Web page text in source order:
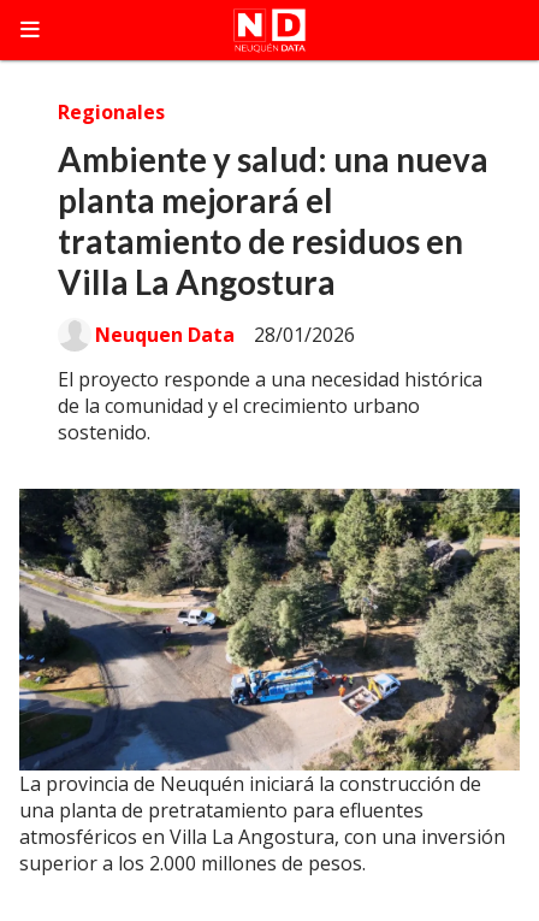
Ambiente y salud: una nueva
planta mejorará el
tratamiento de residuos en
Villa La Angostura
El proyecto responde a una necesidad histórica
de la comunidad y el crecimiento urbano
sostenido.
Regionales
28/01/2026
Neuquen Data
La provincia de Neuquén iniciará la construcción de
una planta de pretratamiento para efluentes
atmosféricos en Villa La Angostura, con una inversión
superior a los 2.000 millones de pesos.